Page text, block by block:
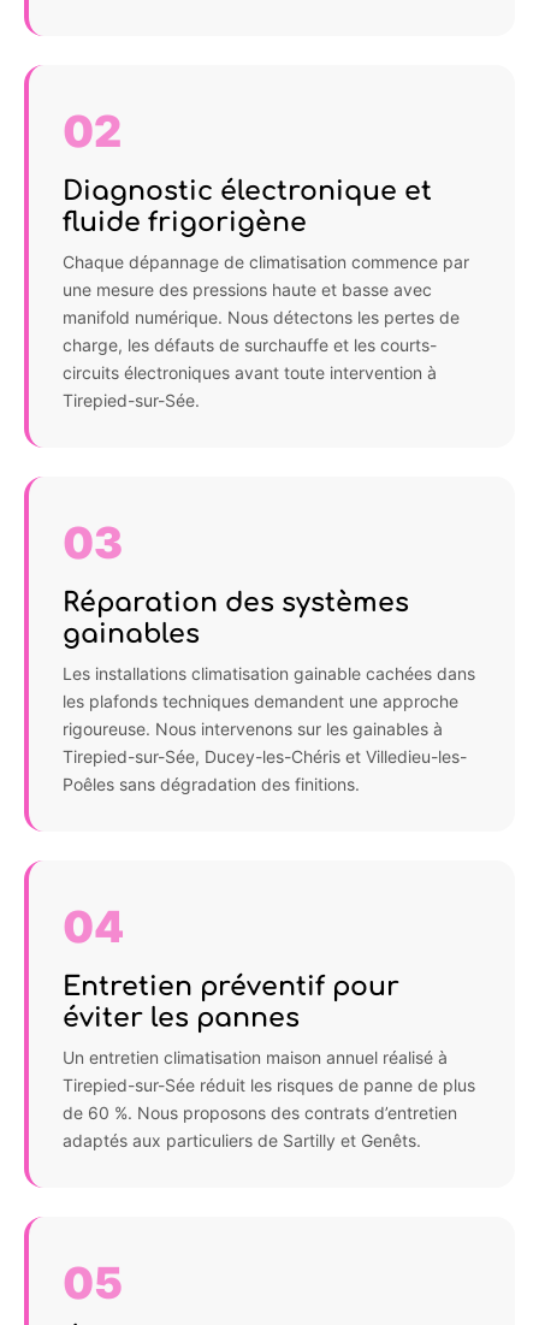
02
Diagnostic électronique et
fluide frigorigène
Chaque dépannage de climatisation commence par
une mesure des pressions haute et basse avec
manifold numérique. Nous détectons les pertes de
charge, les défauts de surchauffe et les courts-
circuits électroniques avant toute intervention à
Tirepied-sur-Sée.
03
Réparation des systèmes
gainables
Les installations climatisation gainable cachées dans
les plafonds techniques demandent une approche
rigoureuse. Nous intervenons sur les gainables à
Tirepied-sur-Sée, Ducey-les-Chéris et Villedieu-les-
Poêles sans dégradation des finitions.
04
Entretien préventif pour
éviter les pannes
Un entretien climatisation maison annuel réalisé à
Tirepied-sur-Sée réduit les risques de panne de plus
de 60 %. Nous proposons des contrats d’entretien
adaptés aux particuliers de Sartilly et Genêts.
05